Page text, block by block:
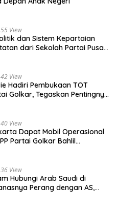
55 View
dan Sistem Kepartaian
dari Sekolah Partai Pusat
42 View
Hadiri Pembukaan TOT
Golkar, Tegaskan Pentingnya
40 View
Dapat Mobil Operasional
Partai Golkar Bahlil
36 View
Hubungi Arab Saudi di
Perang dengan AS,